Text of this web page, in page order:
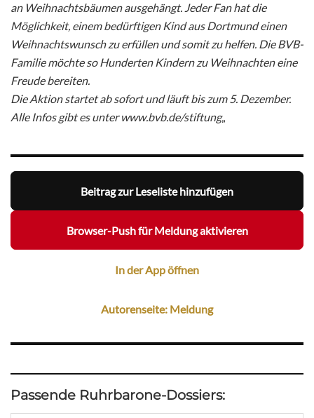
an Weihnachtsbäumen ausgehängt. Jeder Fan hat die
Möglichkeit, einem bedürftigen Kind aus Dortmund einen
Weihnachtswunsch zu erfüllen und somit zu helfen. Die BVB-
Familie möchte so Hunderten Kindern zu Weihnachten eine
Freude bereiten.
Die Aktion startet ab sofort und läuft bis zum 5. Dezember.
Alle Infos gibt es unter www.bvb.de/stiftung„
Beitrag zur Leseliste hinzufügen
Browser-Push für Meldung aktivieren
In der App öffnen
Autorenseite: Meldung
Passende Ruhrbarone-Dossiers: